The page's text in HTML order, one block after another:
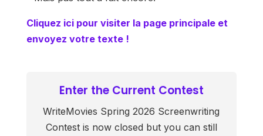
Cliquez ici pour visiter la page principale et
envoyez votre texte !
Enter the Current Contest
WriteMovies Spring 2026 Screenwriting
Contest is now closed but you can still